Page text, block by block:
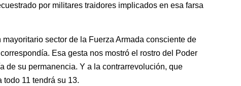
por militares traidores implicados en esa farsa
sector de la Fuerza Armada consciente de
Esa gesta nos mostró el rostro del Poder
de su permanencia. Y a la contrarrevolución, que
11 tendrá su 13.